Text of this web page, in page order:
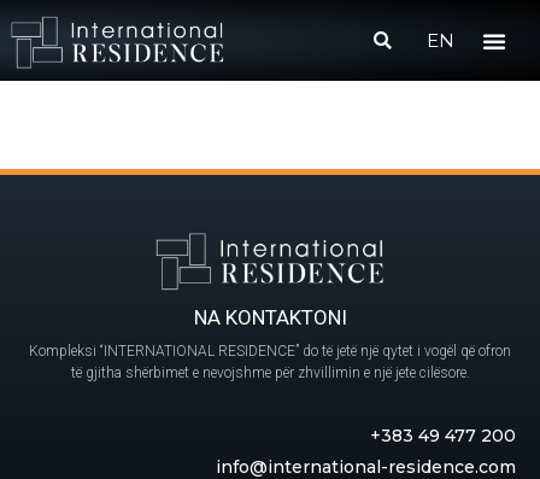
EN
NA KONTAKTONI
Kompleksi “INTERNATIONAL RESIDENCE” do të jetë një qytet i vogël që ofron
të gjitha shërbimet e nevojshme për zhvillimin e një jete cilësore.
+383 49 477 200
info@international-residence.com